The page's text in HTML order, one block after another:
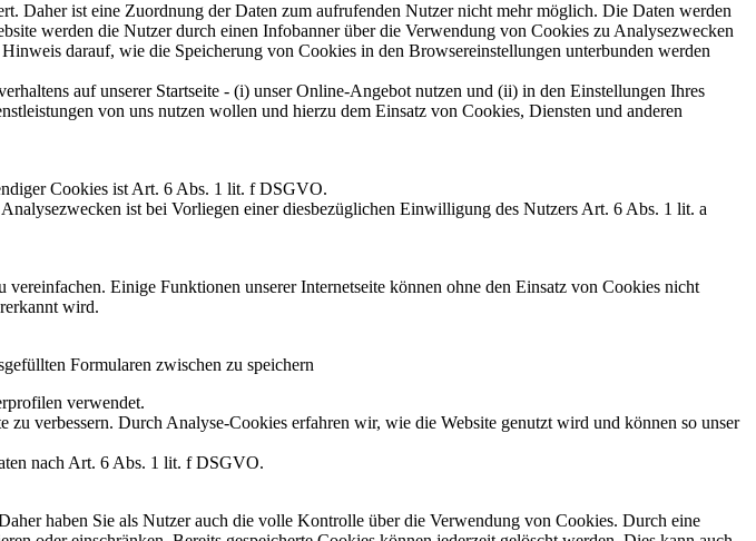
Daher ist eine Zuordnung der Daten zum aufrufenden Nutzer nicht mehr möglich. Die Daten werden
werden die Nutzer durch einen Infobanner über die Verwendung von Cookies zu Analysezwecken
darauf, wie die Speicherung von Cookies in den Browsereinstellungen unterbunden werden
auf unserer Startseite - (i) unser Online-Angebot nutzen und (ii) in den Einstellungen Ihres
von uns nutzen wollen und hierzu dem Einsatz von Cookies, Diensten und anderen
Cookies ist Art. 6 Abs. 1 lit. f DSGVO.
ist bei Vorliegen einer diesbezüglichen Einwilligung des Nutzers Art. 6 Abs. 1 lit. a
Einige Funktionen unserer Internetseite können ohne den Einsatz von Cookies nicht
wird.
Formularen zwischen zu speichern
verwendet.
verbessern. Durch Analyse-Cookies erfahren wir, wie die Website genutzt wird und können so unser
nach Art. 6 Abs. 1 lit. f DSGVO.
haben Sie als Nutzer auch die volle Kontrolle über die Verwendung von Cookies. Durch eine